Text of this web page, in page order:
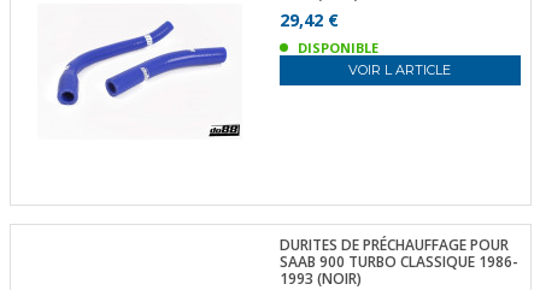
29,42 €
DISPONIBLE
VOIR L ARTICLE
DURITES DE PRÉCHAUFFAGE POUR
SAAB 900 TURBO CLASSIQUE 1986-
1993 (NOIR)